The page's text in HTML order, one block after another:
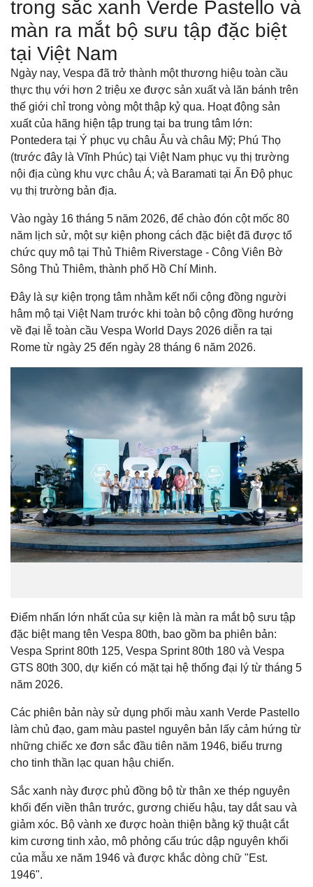
trong sắc xanh Verde Pastello và
màn ra mắt bộ sưu tập đặc biệt
tại Việt Nam
Ngày nay, Vespa đã trở thành một thương hiệu toàn cầu
thực thụ với hơn 2 triệu xe được sản xuất và lăn bánh trên
thế giới chỉ trong vòng một thập kỷ qua. Hoạt động sản
xuất của hãng hiện tập trung tại ba trung tâm lớn:
Pontedera tại Ý phục vụ châu Âu và châu Mỹ; Phú Thọ
(trước đây là Vĩnh Phúc) tại Việt Nam phục vụ thị trường
nội địa cùng khu vực châu Á; và Baramati tại Ấn Độ phục
vụ thị trường bản địa.
Vào ngày 16 tháng 5 năm 2026, để chào đón cột mốc 80
năm lịch sử, một sự kiện phong cách đặc biệt đã được tổ
chức quy mô tại Thủ Thiêm Riverstage - Công Viên Bờ
Sông Thủ Thiêm, thành phố Hồ Chí Minh.
Đây là sự kiện trọng tâm nhằm kết nối cộng đồng người
hâm mộ tại Việt Nam trước khi toàn bộ cộng đồng hướng
về đại lễ toàn cầu Vespa World Days 2026 diễn ra tại
Rome từ ngày 25 đến ngày 28 tháng 6 năm 2026.
Điểm nhấn lớn nhất của sự kiện là màn ra mắt bộ sưu tập
đặc biệt mang tên Vespa 80th, bao gồm ba phiên bản:
Vespa Sprint 80th 125, Vespa Sprint 80th 180 và Vespa
GTS 80th 300, dự kiến có mặt tại hệ thống đại lý từ tháng 5
năm 2026.
Các phiên bản này sử dụng phối màu xanh Verde Pastello
làm chủ đạo, gam màu pastel nguyên bản lấy cảm hứng từ
những chiếc xe đơn sắc đầu tiên năm 1946, biểu trưng
cho tinh thần lạc quan hậu chiến.
Sắc xanh này được phủ đồng bộ từ thân xe thép nguyên
khối đến viền thân trước, gương chiếu hậu, tay dắt sau và
giảm xóc. Bộ vành xe được hoàn thiện bằng kỹ thuật cắt
kim cương tinh xảo, mô phỏng cấu trúc dập nguyên khối
của mẫu xe năm 1946 và được khắc dòng chữ "Est.
1946".